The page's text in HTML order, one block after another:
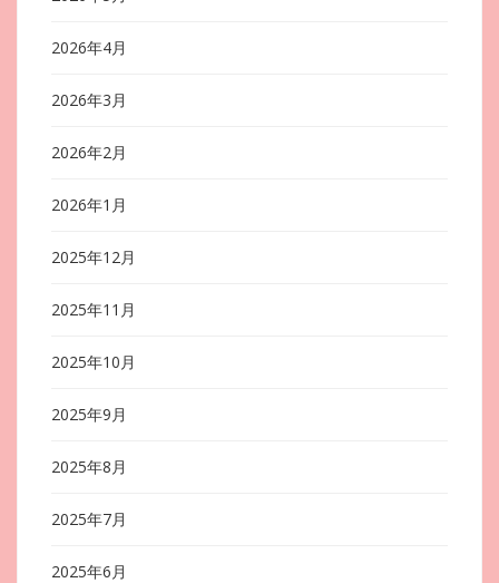
2026年4月
2026年3月
2026年2月
2026年1月
2025年12月
2025年11月
2025年10月
2025年9月
2025年8月
2025年7月
2025年6月